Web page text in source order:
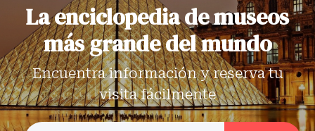
La enciclopedia de museos
más grande del mundo
Encuentra información y reserva tu
visita fácilmente